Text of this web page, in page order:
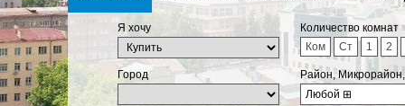
Я хочу
Количество комнат
Ком
Ст 1 2
Город
Район,
Любой ⊞